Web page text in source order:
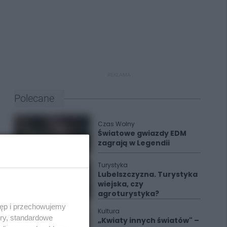
Polecane
Czas Wolny
Światowe gwiazdy EDM
zagrają w Legendii
Turystyka
Lubelszczyzna. Turystyka
wiejska, czy
agroturystyka?
Kultura
„Kwiaty innych światów" –
i przechowujemy
standardowe